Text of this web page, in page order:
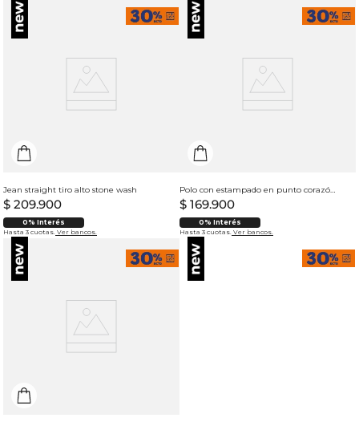
Jean straight tiro alto stone wash
$ 209.900
0% Interés
Hasta 3 cuotas. Ver bancos.
Polo con estampado en punto corazón para hombre
$ 169.900
0% Interés
Hasta 3 cuotas. Ver bancos.